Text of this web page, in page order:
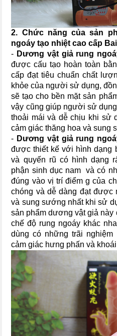
2. Chức năng của sản
ngoáy tạo nhiệt cao cấp
- Dương vật giả rung
được cấu tạo hoàn toàn
cấp đạt tiêu chuẩn chất
khỏe của người sử dụng,
sẽ tạo cho bền mặt sản
vậy cũng giúp người sử
thoải mái và dễ chịu khi sử
cảm giác thăng hoa và sung
- Dương vật giả rung
được thiết kế với hình dạng
và quyến rũ có hình dạng
phận sinh dục nam và có
đúng vào vị trí điểm g của
chóng và dễ dàng đạt được
và sung sướng nhất khi sử
sản phẩm dương vật giả
chế độ rung ngoáy khác
dùng có những trãi
cảm giác hưng phấn và